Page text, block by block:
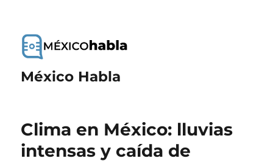
México Habla
Clima en México: lluvias
intensas y caída de